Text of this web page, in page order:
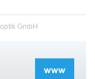
GmbH